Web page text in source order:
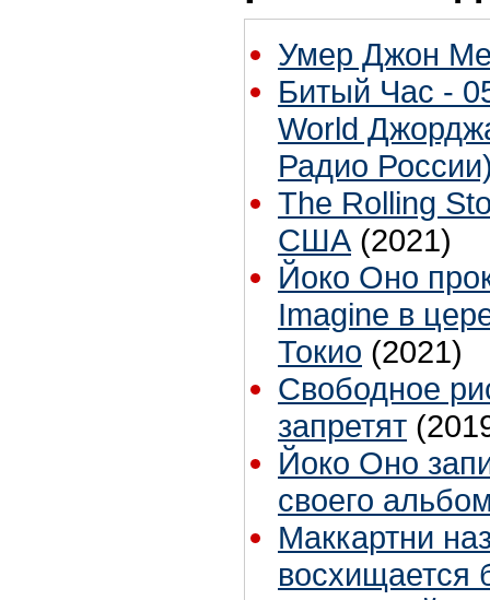
Умер Джон
Битый Час -
World
Радио
The Rolling
США (2021)
Йоко Оно
Imagine в
Токио (2021)
Свободное
запретят
Йоко Оно
своего
Маккартни
восхищается